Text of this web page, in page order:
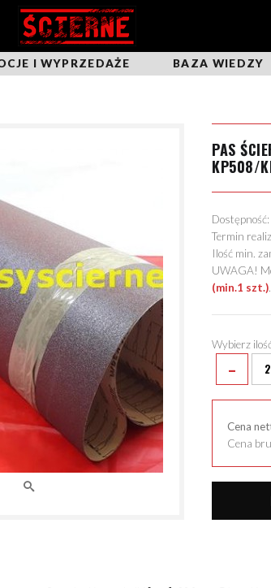
I WYPRZEDAŻE BAZA WIEDZY
PAS
KP508/
Dostępność:
Termin
Ilość min.
UWAGA!
(min.1 szt.).
Wybierz
-
Cena
Cena